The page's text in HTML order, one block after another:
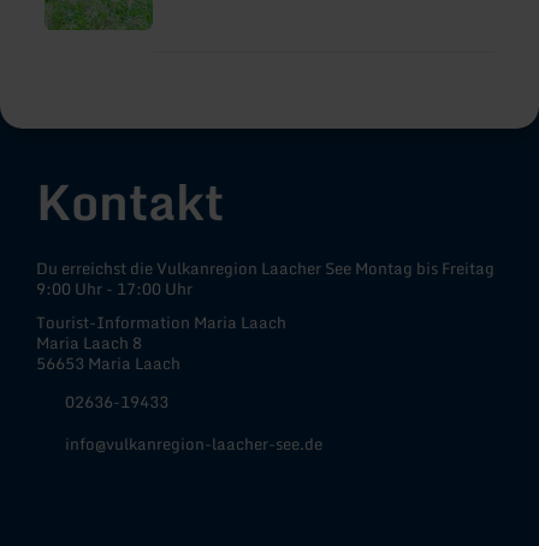
Kontakt
Du erreichst die Vulkanregion Laacher See Montag bis Freitag
9:00 Uhr - 17:00 Uhr
Tourist-Information Maria Laach
Maria Laach 8
56653 Maria Laach
02636-19433
info@vulkanregion-laacher-see.de